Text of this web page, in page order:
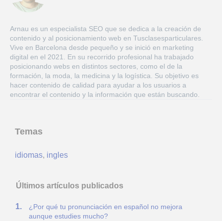
Arnau es un especialista SEO que se dedica a la creación de
contenido y al posicionamiento web en Tusclasesparticulares.
Vive en Barcelona desde pequeño y se inició en marketing
digital en el 2021. En su recorrido profesional ha trabajado
posicionando webs en distintos sectores, como el de la
formación, la moda, la medicina y la logística. Su objetivo es
hacer contenido de calidad para ayudar a los usuarios a
encontrar el contenido y la información que están buscando.
Temas
idiomas, ingles
Últimos artículos publicados
¿Por qué tu pronunciación en español no mejora
aunque estudies mucho?